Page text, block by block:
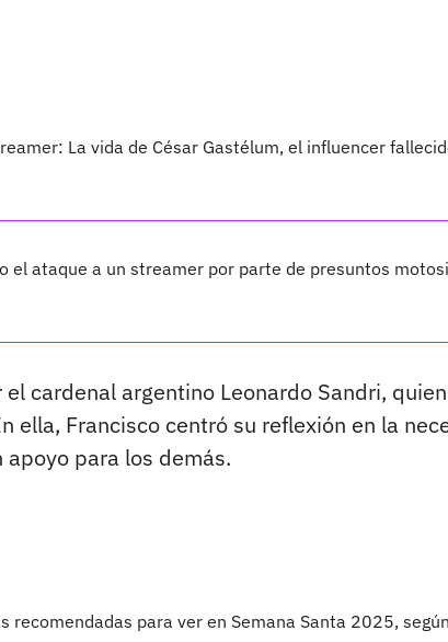
La vida de César Gastélum, el influencer
el ataque a un streamer por parte de presuntos
cardenal argentino Leonardo Sandri,
ella, Francisco centró su reflexión en la
para los demás.
recomendadas para ver en Semana Santa 2025,